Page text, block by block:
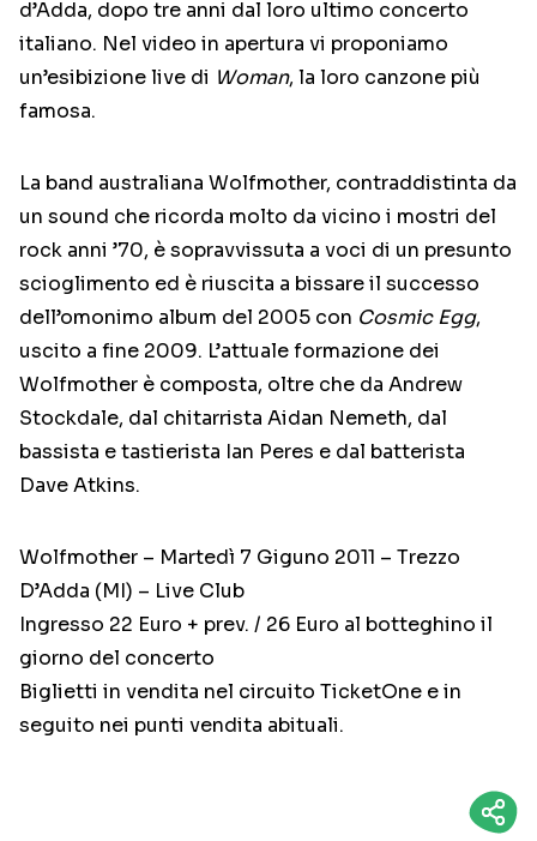
d’Adda, dopo tre anni dal loro ultimo concerto
italiano. Nel video in apertura vi proponiamo
un’esibizione live di Woman, la loro canzone più
famosa.
La band australiana Wolfmother, contraddistinta da
un sound che ricorda molto da vicino i mostri del
rock anni ’70, è sopravvissuta a voci di un presunto
scioglimento ed è riuscita a bissare il successo
dell’omonimo album del 2005 con Cosmic Egg,
uscito a fine 2009. L’attuale formazione dei
Wolfmother è composta, oltre che da Andrew
Stockdale, dal chitarrista Aidan Nemeth, dal
bassista e tastierista Ian Peres e dal batterista
Dave Atkins.
Wolfmother – Martedì 7 Giguno 2011 – Trezzo
D’Adda (MI) – Live Club
Ingresso 22 Euro + prev. / 26 Euro al botteghino il
giorno del concerto
Biglietti in vendita nel circuito TicketOne e in
seguito nei punti vendita abituali.